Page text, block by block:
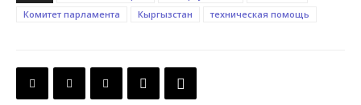
Комитет парламента
Кыргызстан техническая помощь